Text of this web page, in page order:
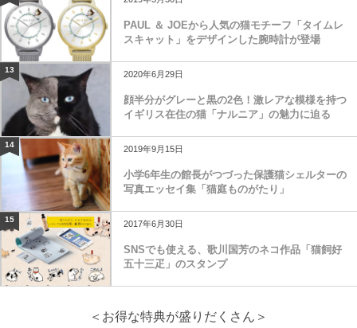
PAUL ＆ JOEから人気の猫モチーフ「タイムレ
スキャット」をデザインした腕時計が登場
13 2020年6月29日
顔半分がグレーと黒の2色！激レアな模様を持つ
イギリス在住の猫「ナルニア」の魅力に迫る
14 2019年9月15日
小学6年生の館長がつづった保護猫シェルターの
写真エッセイ集「猫庭ものがたり」
15 2017年6月30日
SNSでも使える、歌川国芳のネコ作品「猫飼好
五十三疋」のスタンプ
＜お得な特典が盛りだくさん＞